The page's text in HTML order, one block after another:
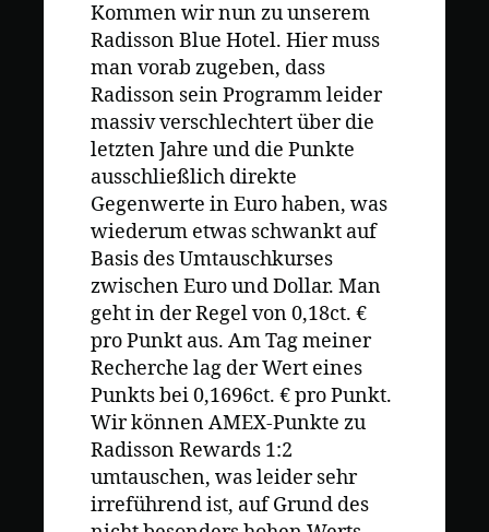
Kommen wir nun zu unserem
Radisson Blue Hotel. Hier muss
man vorab zugeben, dass
Radisson sein Programm leider
massiv verschlechtert über die
letzten Jahre und die Punkte
ausschließlich direkte
Gegenwerte in Euro haben, was
wiederum etwas schwankt auf
Basis des Umtauschkurses
zwischen Euro und Dollar. Man
geht in der Regel von 0,18ct. €
pro Punkt aus. Am Tag meiner
Recherche lag der Wert eines
Punkts bei 0,1696ct. € pro Punkt.
Wir können AMEX-Punkte zu
Radisson Rewards 1:2
umtauschen, was leider sehr
irreführend ist, auf Grund des